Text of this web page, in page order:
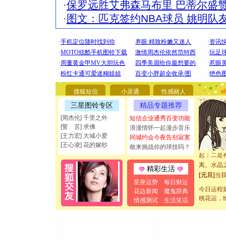
·保罗远胜艾弗森马布里 巴蒂尔盛
· 图文：匹克签约NBA球员 姚明队
搜狐短信 小灵通 性感丽人
三星图铃专区
[周杰伦] 千里之外
[誓 言] 求佛
[王力宏] 大城小爱
[王心凌] 花的嫁纱
精品专题推荐
短信企业通秀百变功能
浪漫情怀一起漫步音乐
同城约会今夜告别寂寞
敢来挑战你的球技吗？
精彩生活
星座运势
每日财运
花边新闻
魔鬼辞典
情感测试
生活笑话
[圣诞节]
你太多
要平安
[圣诞节]
能正大
都要快乐
[圣诞节]
如意,快
[元旦]看
断电。
你是我专
[元旦]如
起；二是
离。水晶
[元旦]当
卖了。水
[春节]风
颜！冬去
今日运程
桃花运，